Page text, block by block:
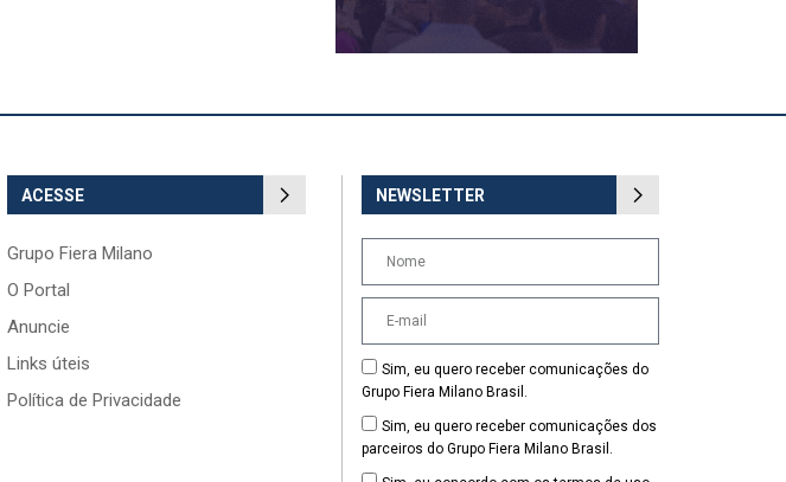
ACESSE
Grupo Fiera Milano
O Portal
Anuncie
Links úteis
Política de Privacidade
NEWSLETTER
Sim, eu quero receber comunicações do
Grupo Fiera Milano Brasil.
Sim, eu quero receber comunicações dos
parceiros do Grupo Fiera Milano Brasil.